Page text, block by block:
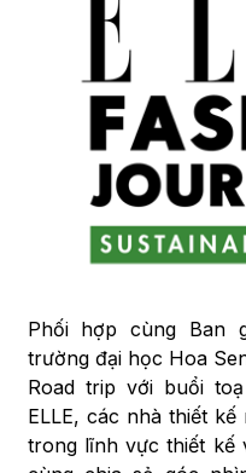
Phối hợp cùng Ban
trường đại học Hoa
Road trip với buổi
ELLE, các nhà thiết
trong lĩnh vực thiết kế